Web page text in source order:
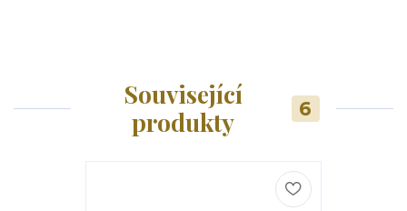
Související
produkty
6